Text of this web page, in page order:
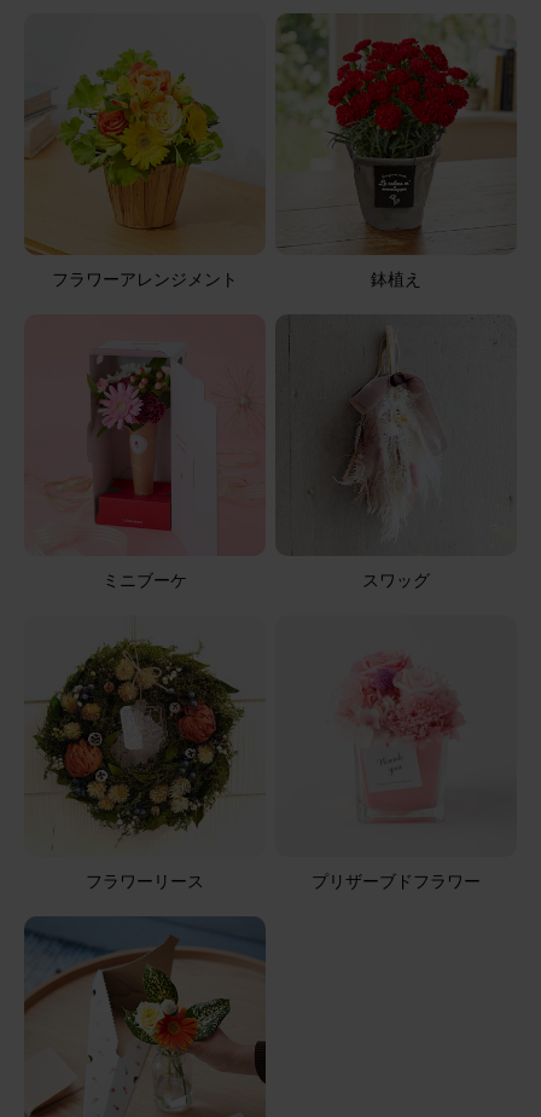
2026/08/05
ブルーミーユーザーさん 60代
用途：
自宅用
届いてから2日目で白いガーベラとカーネーションが萎
れた
箱を開けた時に花がペタンとしていて、写真とちがってい
たのでちょっとがっかりしました。特にガーベラがしなっ
となっていた。2日目でガーベラと白いカーネーションが
萎れた。お盆が来るのでお仏壇にお供えしたかったのです
が、残念です。宅配での購入に無理があるのかな？もう、
購入しません。
アレンジメント(白)XSサイズ
フラワーアレンジメント 鉢植え
ミニブーケ スワッグ
フラワーリース プリザーブドフラワー